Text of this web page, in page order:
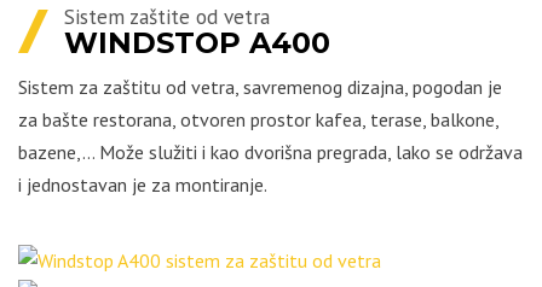
Sistem zaštite od vetra
WINDSTOP A400
Sistem za zaštitu od vetra, savremenog dizajna, pogodan je
za bašte restorana, otvoren prostor kafea, terase, balkone,
bazene,… Može služiti i kao dvorišna pregrada, lako se održava
i jednostavan je za montiranje.